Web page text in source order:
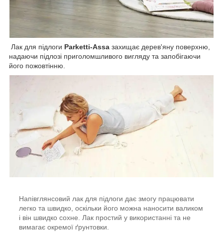
Лак для підлоги Parketti-Assa захищає дерев'яну поверхню,
надаючи підлозі приголомшливого вигляду та запобігаючи
його пожовтінню.
Напівглянсовий лак для підлоги дає змогу працювати
легко та швидко, оскільки його можна наносити валиком
і він швидко сохне. Лак простий у використанні та не
вимагає окремої ґрунтовки.